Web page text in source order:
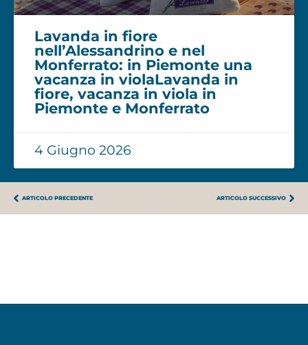
Lavanda in fiore
nell’Alessandrino e nel
Monferrato: in Piemonte una
vacanza in violaLavanda in
fiore, vacanza in viola in
Piemonte e Monferrato
4 Giugno 2026
ARTICOLO PRECEDENTE ARTICOLO SUCCESSIVO